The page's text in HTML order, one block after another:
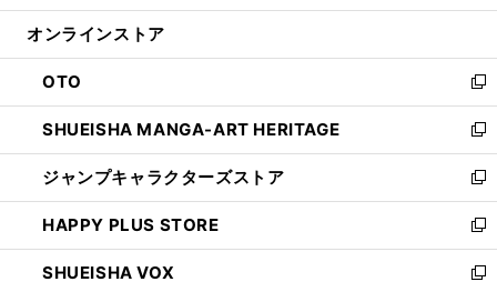
開
ン
ウ
で
開
く
ウ
ン
ド
ウ
で
開
く
オンラインストア
OTO
新
し
い
ウ
ィ
ン
ド
ウ
で
SHUEISHA MANGA-ART HERITAGE
新
し
い
ウ
ィ
ン
ド
ジャンプキャラクターズストア
新
し
い
ウ
ィ
HAPPY PLUS STORE
新
し
い
SHUEISHA VOX
新